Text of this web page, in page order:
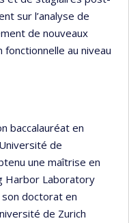
sur l’analyse de
de nouveaux
au niveau
baccalauréat en
de
une maîtrise en
Harbor Laboratory
doctorat en
de Zurich